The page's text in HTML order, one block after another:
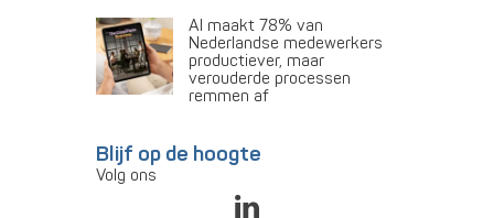
AI maakt 78% van
Nederlandse medewerkers
productiever, maar
verouderde processen
remmen af
Blijf op de hoogte
Volg ons